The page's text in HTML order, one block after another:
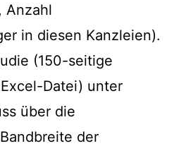
Anzahl
in diesen Kanzleien).
(150-seitige
Datei) unter
über die
der